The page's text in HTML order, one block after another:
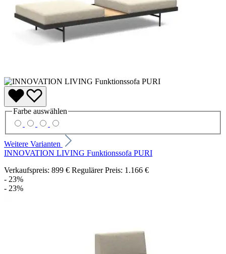
Farbe auswählen
Weitere Varianten
INNOVATION LIVING Funktionssofa PURI
Verkaufspreis: 899 € Regulärer Preis: 1.166 €
- 23%
- 23%